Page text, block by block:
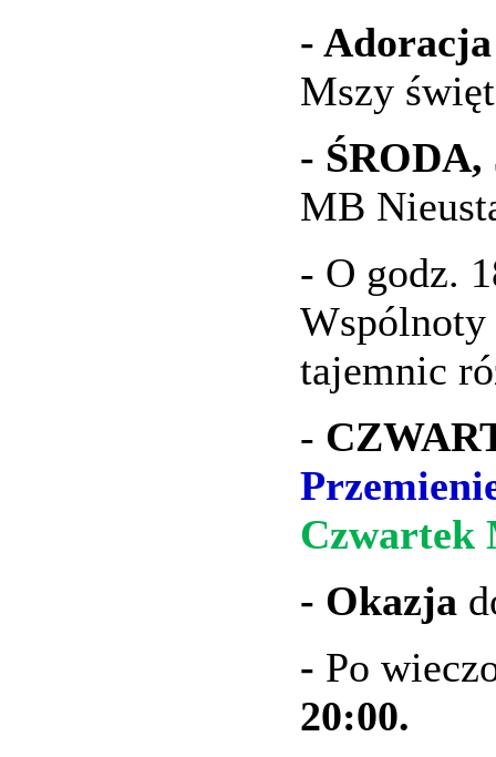
-
Mszy
-
MB
- O godz.
Wspólnoty
tajemnic
-
Czwartek
- Okazja
- Po
20:00.